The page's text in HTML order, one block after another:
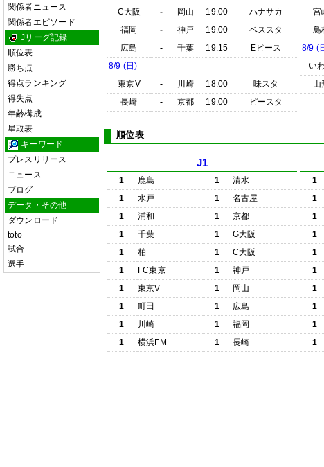
関係者ニュース
関係者エピソード
Jリーグ記録
順位表
勝ち点
得点ランキング
得失点
年齢構成
星取表
キーワード
プレスリリース
ニュース
ブログ
データ・その他
ダウンロード
toto
試合
選手
C大阪
- 岡山 19:00
ハナサカ
福岡
- 神戸 19:00
ベススタ
広島
- 千葉 19:15
Eピース
8/9 (日)
東京V
- 川崎 18:00
味スタ
長崎
- 京都 19:00 ピースタ
宮
鳥
8/9 (
い
山
順位表
J1
1 鹿島 1
清水
1
水戸 1
名古屋
1
浦和 1
京都
1
千葉 1
G大阪
1
柏 1
C大阪
1
FC東京 1
神戸
1
東京V 1
岡山
1
町田 1
広島
1
川崎 1
福岡
1
横浜FM 1 長崎
1
1
1
1
1
1
1
1
1
1